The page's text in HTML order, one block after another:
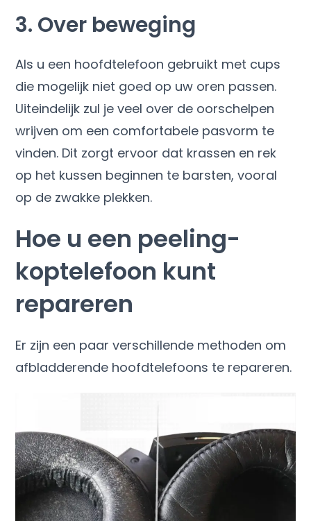
3. Over beweging
Als u een hoofdtelefoon gebruikt met cups
die mogelijk niet goed op uw oren passen.
Uiteindelijk zul je veel over de oorschelpen
wrijven om een ​​comfortabele pasvorm te
vinden. Dit zorgt ervoor dat krassen en rek
op het kussen beginnen te barsten, vooral
op de zwakke plekken.
Hoe u een peeling-
koptelefoon kunt
repareren
Er zijn een paar verschillende methoden om
afbladderende hoofdtelefoons te repareren.